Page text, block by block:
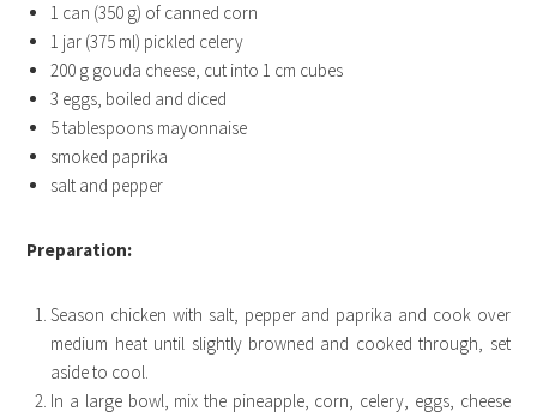
1 can (350 g) of canned corn
1 jar (375 ml) pickled celery
200 g gouda cheese, cut into 1 cm cubes
3 eggs, boiled and diced
5 tablespoons mayonnaise
smoked paprika
salt and pepper
Preparation:
Season chicken with salt, pepper and paprika and cook over
medium heat until slightly browned and cooked through, set
aside to cool.
In a large bowl, mix the pineapple, corn, celery, eggs, cheese